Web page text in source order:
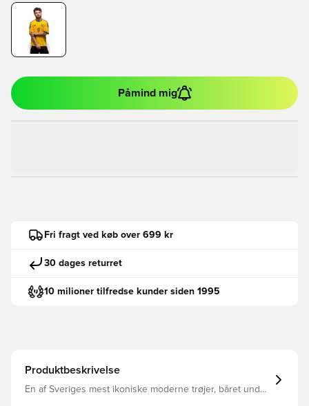
Påmind mig
Fri fragt ved køb over 699 kr
30 dages returret
10 milioner tilfredse kunder siden 1995
Produktbeskrivelse
En af Sveriges mest ikoniske moderne trøjer, båret under